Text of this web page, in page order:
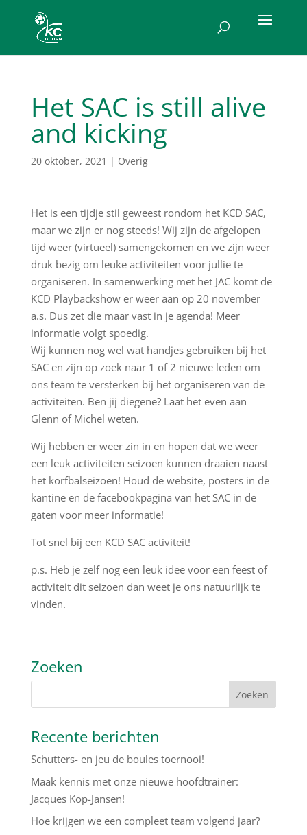
Het SAC is still alive
and kicking
20 oktober, 2021 | Overig
Het is een tijdje stil geweest rondom het KCD SAC,
maar we zijn er nog steeds! Wij zijn de afgelopen
tijd weer (virtueel) samengekomen en we zijn weer
druk bezig om leuke activiteiten voor jullie te
organiseren. In samenwerking met het JAC komt de
KCD Playbackshow er weer aan op 20 november
a.s. Dus zet die maar vast in je agenda! Meer
informatie volgt spoedig.
Wij kunnen nog wel wat handjes gebruiken bij het
SAC en zijn op zoek naar 1 of 2 nieuwe leden om
ons team te versterken bij het organiseren van de
activiteiten. Ben jij diegene? Laat het even aan
Glenn of Michel weten.
Wij hebben er weer zin in en hopen dat we weer
een leuk activiteiten seizoen kunnen draaien naast
het korfbalseizoen! Houd de website, posters in de
kantine en de facebookpagina van het SAC in de
gaten voor meer informatie!
Tot snel bij een KCD SAC activiteit!
p.s. Heb je zelf nog een leuk idee voor een feest of
activiteit dit seizoen dan weet je ons natuurlijk te
vinden.
Zoeken
Recente berichten
Schutters- en jeu de boules toernooi!
Maak kennis met onze nieuwe hoofdtrainer:
Jacques Kop-Jansen!
Hoe krijgen we een compleet team volgend jaar?